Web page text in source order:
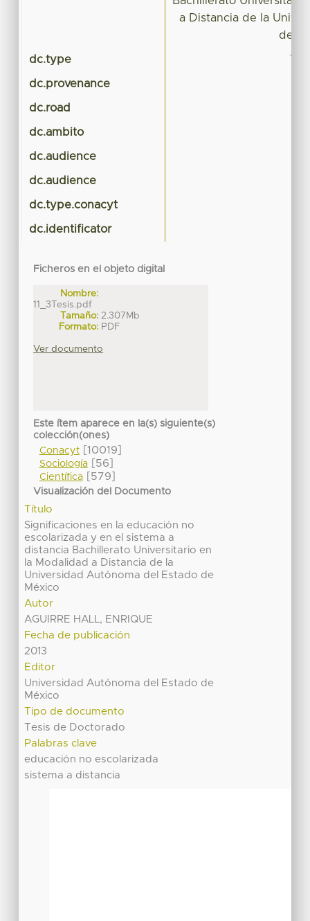
a Distancia de la
del
dc.type
dc.provenance
dc.road
dc.ambito
dc.audience
dc.audience
dc.type.conacyt
dc.identificator
Ficheros en el objeto digital
Nombre:
11_3Tesis.pdf
Tamaño: 2.307Mb
Formato: PDF
Ver documento
Este ítem aparece en la(s) siguiente(s)
colección(ones)
Conacyt[10019]
Sociología[56]
Científica[579]
Visualización del Documento
Título
Significaciones en la educación no
escolarizada y en el sistema a
distancia Bachillerato Universitario en
la Modalidad a Distancia de la
Universidad Autónoma del Estado de
México
Autor
AGUIRRE HALL, ENRIQUE
Fecha de publicación
2013
Editor
Universidad Autónoma del Estado de
México
Tipo de documento
Tesis de Doctorado
Palabras clave
educación no escolarizada
sistema a distancia